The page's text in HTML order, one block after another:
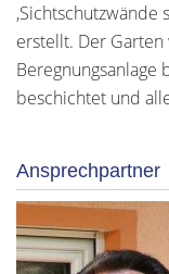
,Sichtschutzwände
erstellt. Der
Beregnungsanlage
beschichtet und
Ansprechpartner